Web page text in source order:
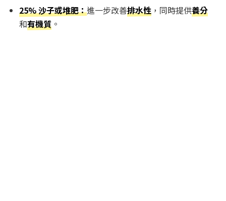
25% 沙子或堆肥：進一步改善排水性 ，同時提供養分
和有機質 。